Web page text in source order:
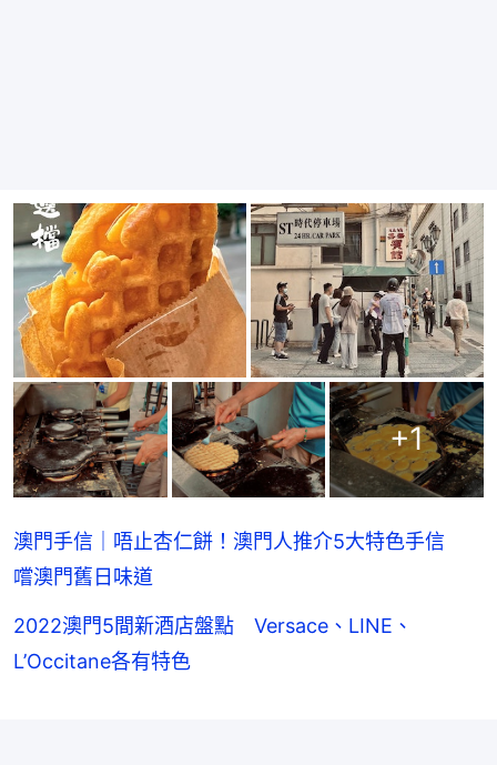
+1
澳門手信｜唔止杏仁餅！澳門人推介5大特色手信
嚐澳門舊日味道
2022澳門5間新酒店盤點 Versace、LINE、
L’Occitane各有特色